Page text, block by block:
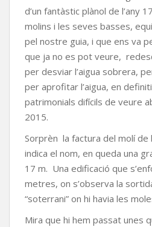
d’un fantàstic plànol de l’any
molins i les seves basses,
pel nostre guia, i que ens va
que ja no es pot veure,
per desviar l’aigua sobrera,
per aprofitar l’aigua, en
patrimonials difícils de veure
2015.
Sorprèn la factura del molí de
indica el nom, en queda una
17 m. Una edificació que
metres, on s’observa la
“soterrani” on hi havia les
Mira que hi hem passat unes